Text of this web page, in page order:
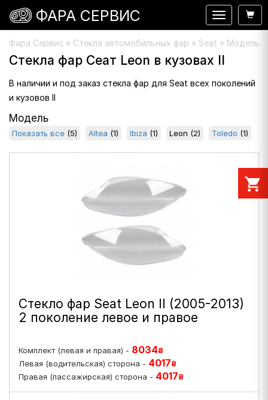
Фара Сервис » Стекла автомобильных фар » Seat » Модель :
Стекла фар Сеат Leon в кузовах II
В наличии и под заказ стекла фар для Seat всех поколений
и кузовов II
Модель
Показать все (5) Altea (1) Ibiza (1) Leon (2) Toledo (1)
Стекло фар Seat Leon II (2005-2013)
2 поколение левое и правое
Комплект (левая и правая) - 8034₴
Левая (водительская) сторона - 4017₴
Правая (пассажирская) сторона - 4017₴
Навигация
ФАРА СЕРВИС
shopping_cart